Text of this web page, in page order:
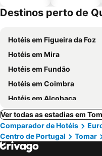
Destinos perto de
Hotéis em Figueira da Foz
Hotéis em Mira
Hotéis em Fundão
Hotéis em Coimbra
Hotéis em Alcobaça
Ver todas as estadias em
Comparador de Hotéis
Centro de Portugal
Tomar